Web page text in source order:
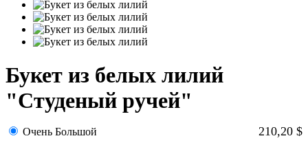
Букет из белых лилий
"Студеный ручей"
Очень Большой 210,20 $